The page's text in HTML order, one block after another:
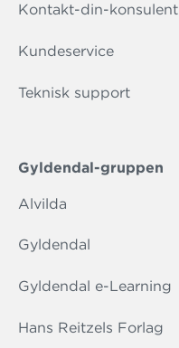
Kontakt-din-konsulent
Kundeservice
Teknisk support
Gyldendal-gruppen
Alvilda
Gyldendal
Gyldendal e-Learning
Hans Reitzels Forlag